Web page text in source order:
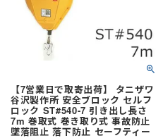
【7営業日で取寄出荷】 タニザワ
谷沢製作所 安全ブロック セルフ
ロック ST#540-7 引き出し長さ
7m 巻取式 巻き取り式 事故防止
墜落阻止 落下防止 セーフティー